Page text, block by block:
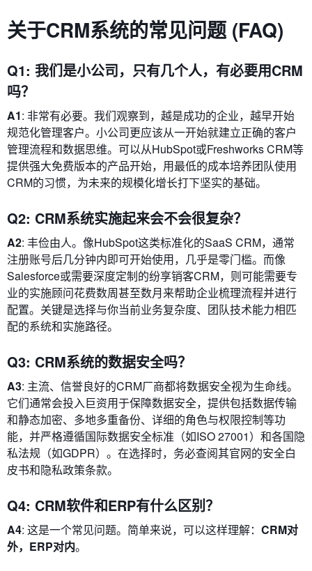
关于CRM系统的常见问题 (FAQ)
Q1: 我们是小公司，只有几个人，有必要用CRM
吗？
A1: 非常有必要。我们观察到，越是成功的企业，越早开始
规范化管理客户。小公司更应该从一开始就建立正确的客户
管理流程和数据思维。可以从HubSpot或Freshworks CRM等
提供强大免费版本的产品开始，用最低的成本培养团队使用
CRM的习惯，为未来的规模化增长打下坚实的基础。
Q2: CRM系统实施起来会不会很复杂？
A2: 丰俭由人。像HubSpot这类标准化的SaaS CRM，通常
注册账号后几分钟内即可开始使用，几乎是零门槛。而像
Salesforce或需要深度定制的纷享销客CRM，则可能需要专
业的实施顾问花费数周甚至数月来帮助企业梳理流程并进行
配置。关键是选择与你当前业务复杂度、团队技术能力相匹
配的系统和实施路径。
Q3: CRM系统的数据安全吗？
A3: 主流、信誉良好的CRM厂商都将数据安全视为生命线。
它们通常会投入巨资用于保障数据安全，提供包括数据传输
和静态加密、多地多重备份、详细的角色与权限控制等功
能，并严格遵循国际数据安全标准（如ISO 27001）和各国隐
私法规（如GDPR）。在选择时，务必查阅其官网的安全白
皮书和隐私政策条款。
Q4: CRM软件和ERP有什么区别？
A4: 这是一个常见问题。简单来说，可以这样理解： CRM对
外，ERP对内。